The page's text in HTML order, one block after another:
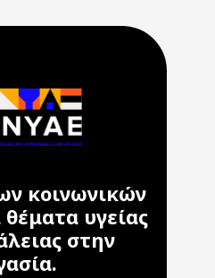
κοινωνικών
υγείας
στην